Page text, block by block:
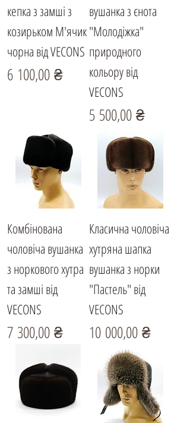
кепка з замші з
козирьком М'ячик
чорна від VECONS
Ціна
6 100,00 ₴
вушанка з єнота
"Молодіжка"
природного
кольору від
VECONS
Ціна
5 500,00 ₴
Комбінована
чоловіча вушанка
з норкового хутра
та замші від
VECONS
Ціна
7 300,00 ₴
Класична чоловіча
хутряна шапка
вушанка з норки
"Пастель" від
VECONS
Ціна
10 000,00 ₴